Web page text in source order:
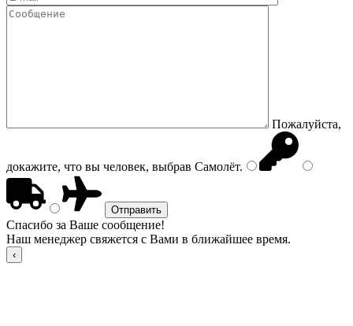
Пожалуйста,
докажите, что вы человек, выбрав Самолёт.
Спасибо за Ваше сообщение!
Наш менеджер свяжется с Вами в ближайшее время.